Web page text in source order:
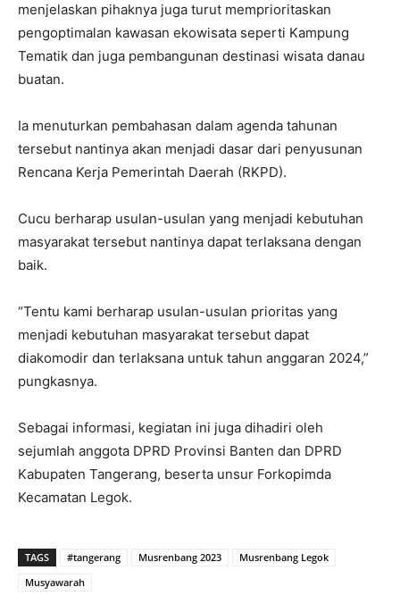
menjelaskan pihaknya juga turut memprioritaskan
pengoptimalan kawasan ekowisata seperti Kampung
Tematik dan juga pembangunan destinasi wisata danau
buatan.
Ia menuturkan pembahasan dalam agenda tahunan
tersebut nantinya akan menjadi dasar dari penyusunan
Rencana Kerja Pemerintah Daerah (RKPD).
Cucu berharap usulan-usulan yang menjadi kebutuhan
masyarakat tersebut nantinya dapat terlaksana dengan
baik.
“Tentu kami berharap usulan-usulan prioritas yang
menjadi kebutuhan masyarakat tersebut dapat
diakomodir dan terlaksana untuk tahun anggaran 2024,”
pungkasnya.
Sebagai informasi, kegiatan ini juga dihadiri oleh
sejumlah anggota DPRD Provinsi Banten dan DPRD
Kabupaten Tangerang, beserta unsur Forkopimda
Kecamatan Legok.
TAGS #tangerang Musrenbang 2023
Musrenbang Legok
Musyawarah